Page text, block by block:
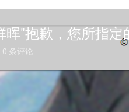
晖"抱歉，您所指
条评论
连不上...